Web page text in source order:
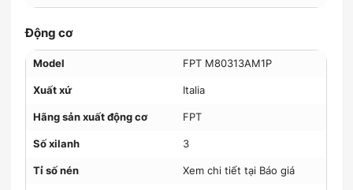
Động cơ
Model FPT M80313AM1P
Xuất xứ Italia
Hãng sản xuất động cơ FPT
Số xilanh 3
Tỉ số nén Xem chi tiết tại Báo giá